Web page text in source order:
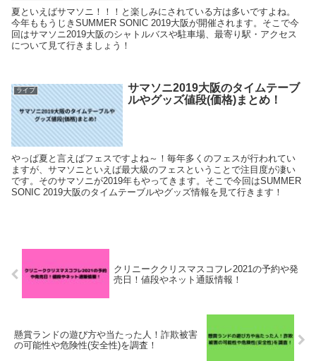
夏といえばサマソニ！！！と楽しみにされている方は多いですよね。
今年ももうじきSUMMER SONIC 2019大阪が開催されます。そこで今
回はサマソニ2019大阪のシャトルバスや駐車場、最寄り駅・アクセス
について見て行きましょう！
ライブ
サマソニ2019大阪のタイムテーブ
ルやグッズ値段(価格)まとめ！
やっぱ夏と言えばフェスですよね～！毎年多くのフェスが行われてい
ますが、サマソニといえば最大級のフェスということで注目度が凄い
です。そのサマソニが2019年もやってきます。そこで今回はSUMMER
SONIC 2019大阪のタイムテーブルやグッズ情報を見て行きます！
クリニーククリスマスコフレ2021の予約や発
売日！値段やネット通販情報！
懸賞ランドの遊び方や当たった人！詐欺被害
の可能性や危険性(安全性)を調査！